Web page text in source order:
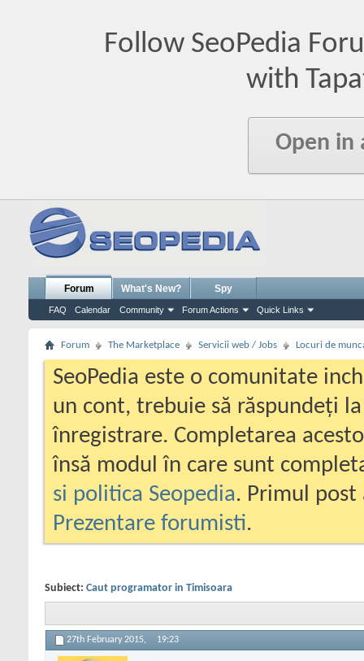
Follow SeoPedia
with
Open in
Forum
FAQ Calendar Community Forum Actions Quick Links
What's New? Spy
Forum The Marketplace Servicii web / Jobs Locuri de
SeoPedia este o comunitate
un cont, trebuie să răspundeți
înregistrare. Completarea
însă modul în care sunt
si politica Seopedia. Primul
Prezentare forumisti.
Subiect: Caut programator in Timisoara
27th February 2015, 19:23